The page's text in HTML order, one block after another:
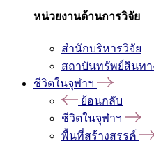
หน่วยงานด้านการวิจัย
สำนักบริหารวิจัย
สถาบันทรัพย์สินท
ชีวิตในจุฬาฯ
ย้อนกลับ
ชีวิตในจุฬาฯ
พื้นที่สร้างสรรค์